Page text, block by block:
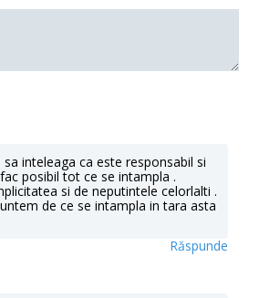
inteleaga ca este responsabil si
posibil tot ce se intampla .
si de neputintele celorlalti .
de ce se intampla in tara asta
Răspunde